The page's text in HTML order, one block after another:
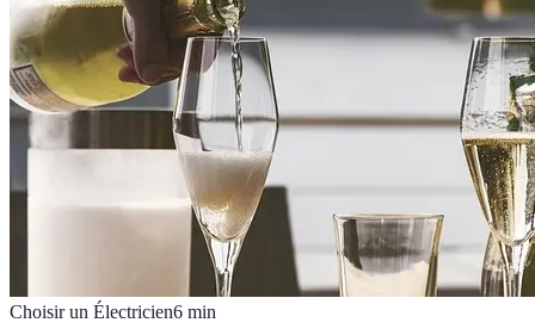
Choisir un Électricien6 min